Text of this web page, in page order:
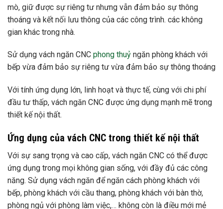
mò, giữ được sự riêng tư nhưng vẫn đảm bảo sự thông
thoáng và kết nối lưu thông của các công trình. các không
gian khác trong nhà.
Sử dụng vách ngăn CNC phong thuỷ ngăn phòng khách với
bếp vừa đảm bảo sự riêng tư vừa đảm bảo sự thông thoáng
Với tính ứng dụng lớn, linh hoạt và thực tế, cùng với chi phí
đầu tư thấp, vách ngăn CNC được ứng dụng mạnh mẽ trong
thiết kế nội thất.
Ứng dụng của vách CNC trong thiết kế nội thất
Với sự sang trọng và cao cấp, vách ngăn CNC có thể được
ứng dụng trong mọi không gian sống, với đầy đủ các công
năng. Sử dụng vách ngăn để ngăn cách phòng khách với
bếp, phòng khách với cầu thang, phòng khách với bàn thờ,
phòng ngủ với phòng làm việc,… không còn là điều mới mẻ